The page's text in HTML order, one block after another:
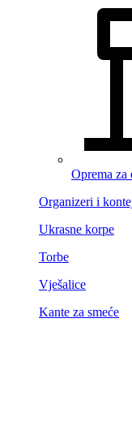
Oprema za
Organizeri i
Ukrasne korpe
Torbe
Vješalice
Kante za smeće